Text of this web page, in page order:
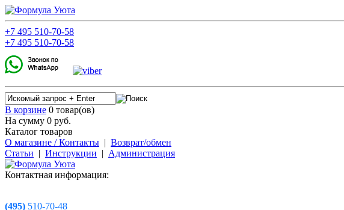
+7 495 510-70-58
+7 495 510-70-58
В корзине 0 товар(ов)
На сумму 0 руб.
Каталог товаров
О магазине / Контакты | Возврат/обмен
Статьи | Инструкции | Администрация
Контактная информация:
(495) 510-70-48